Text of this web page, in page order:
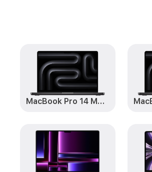
MacBook Pro 14 M3 2023